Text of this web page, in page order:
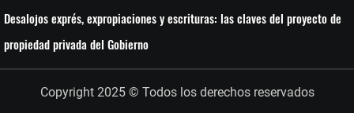
Desalojos exprés, expropiaciones y escrituras: las claves del proyecto de
propiedad privada del Gobierno
Copyright 2025 © Todos los derechos reservados